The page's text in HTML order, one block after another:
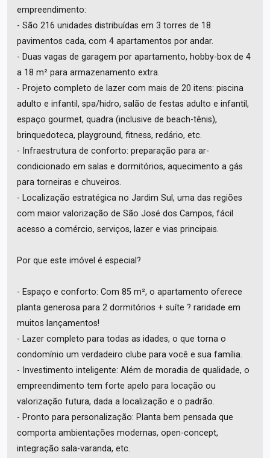
empreendimento:
- São 216 unidades distribuídas em 3 torres de 18
pavimentos cada, com 4 apartamentos por andar.
- Duas vagas de garagem por apartamento, hobby-box de 4
a 18 m² para armazenamento extra.
- Projeto completo de lazer com mais de 20 itens: piscina
adulto e infantil, spa/hidro, salão de festas adulto e infantil,
espaço gourmet, quadra (inclusive de beach-tênis),
brinquedoteca, playground, fitness, redário, etc.
- Infraestrutura de conforto: preparação para ar-
condicionado em salas e dormitórios, aquecimento a gás
para torneiras e chuveiros.
- Localização estratégica no Jardim Sul, uma das regiões
com maior valorização de São José dos Campos, fácil
acesso a comércio, serviços, lazer e vias principais.
Por que este imóvel é especial?
- Espaço e conforto: Com 85 m², o apartamento oferece
planta generosa para 2 dormitórios + suíte ? raridade em
muitos lançamentos!
- Lazer completo para todas as idades, o que torna o
condomínio um verdadeiro clube para você e sua família.
- Investimento inteligente: Além de moradia de qualidade, o
empreendimento tem forte apelo para locação ou
valorização futura, dada a localização e o padrão.
- Pronto para personalização: Planta bem pensada que
comporta ambientações modernas, open-concept,
integração sala-varanda, etc.